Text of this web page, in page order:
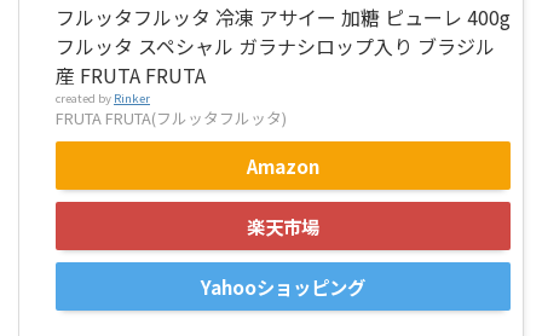
フルッタフルッタ 冷凍 アサイー 加糖 ピューレ 400g
フルッタ スペシャル ガラナシロップ入り ブラジル
産 FRUTA FRUTA
created by Rinker
FRUTA FRUTA(フルッタフルッタ)
Amazon
楽天市場
Yahooショッピング